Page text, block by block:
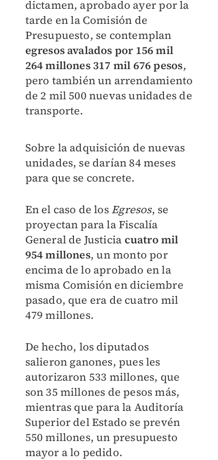
dictamen, aprobado ayer por la
tarde en la Comisión de
Presupuesto, se contemplan
egresos avalados por 156 mil
264 millones 317 mil 676 pesos,
pero también un arrendamiento
de 2 mil 500 nuevas unidades de
transporte.
Sobre la adquisición de nuevas
unidades, se darían 84 meses
para que se concrete.
En el caso de los Egresos, se
proyectan para la Fiscalía
General de Justicia cuatro mil
954 millones, un monto por
encima de lo aprobado en la
misma Comisión en diciembre
pasado, que era de cuatro mil
479 millones.
De hecho, los diputados
salieron ganones, pues les
autorizaron 533 millones, que
son 35 millones de pesos más,
mientras que para la Auditoría
Superior del Estado se prevén
550 millones, un presupuesto
mayor a lo pedido.